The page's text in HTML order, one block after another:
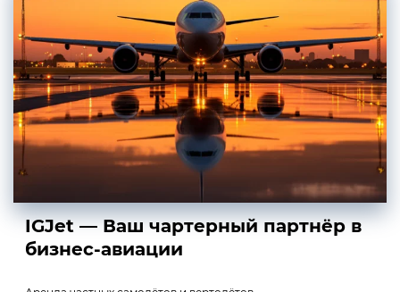
IGJet — Ваш чартерный партнёр в
бизнес-авиации